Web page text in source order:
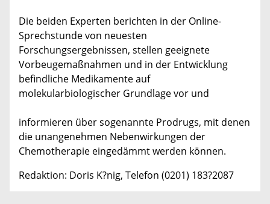
Die beiden Experten berichten in der Online-
Sprechstunde von neuesten
Forschungsergebnissen, stellen geeignete
Vorbeugemaßnahmen und in der Entwicklung
befindliche Medikamente auf
molekularbiologischer Grundlage vor und
informieren über sogenannte Prodrugs, mit denen
die unangenehmen Nebenwirkungen der
Chemotherapie eingedämmt werden können.
Redaktion: Doris K?nig, Telefon (0201) 183?2087